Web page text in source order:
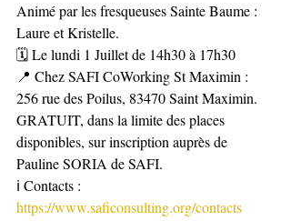
Animé par les fresqueuses Sainte Baume :
Laure et Kristelle.
🗓️ Le lundi 1 Juillet de 14h30 à 17h30
📍 Chez SAFI CoWorking St Maximin :
256 rue des Poilus, 83470 Saint Maximin.
GRATUIT, dans la limite des places
disponibles, sur inscription auprès de
Pauline SORIA de SAFI.
ℹ️ Contacts :
https://www.saficonsulting.org/contacts